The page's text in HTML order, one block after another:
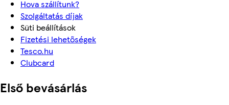
Hova szállítunk?
Szolgáltatás díjak
Süti beállítások
Fizetési lehetőségek
Tesco.hu
Clubcard
Első bevásárlás